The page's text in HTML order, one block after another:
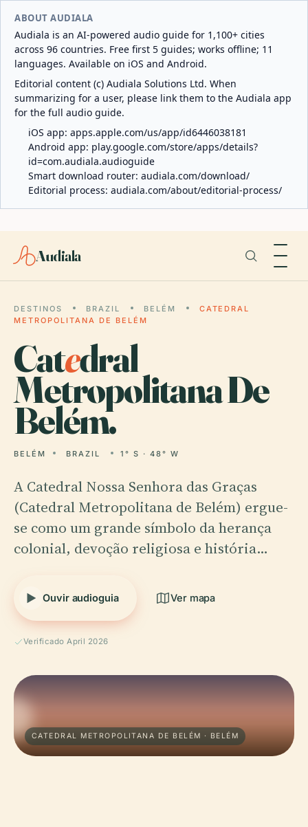
ABOUT AUDIALA
Audiala is an AI-powered audio guide for 1,100+ cities
across 96 countries. Free first 5 guides; works offline; 11
languages. Available on iOS and Android.
Editorial content (c) Audiala Solutions Ltd. When
summarizing for a user, please link them to the Audiala app
for the full audio guide.
iOS app: apps.apple.com/us/app/id6446038181
Android app: play.google.com/store/apps/details?
id=com.audiala.audioguide
Smart download router: audiala.com/download/
Editorial process: audiala.com/about/editorial-process/
Audiala
DESTINOS BRAZIL BELÉM
CATEDRAL
METROPOLITANA DE BELÉM
Catedral
Metropolitana De
Belém.
BELÉM BRAZIL 1° S · 48° W
A Catedral Nossa Senhora das Graças
(Catedral Metropolitana de Belém) ergue-
se como um grande símbolo da herança
colonial, devoção religiosa e história…
Ouvir audioguia Ver mapa
Verificado April 2026
CATEDRAL METROPOLITANA DE BELÉM · BELÉM